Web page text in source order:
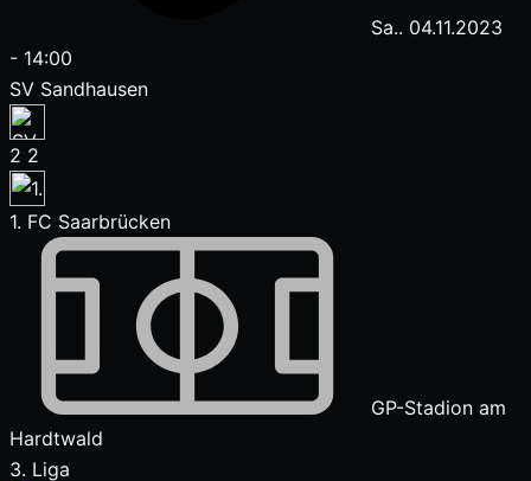
Sa.. 04.11.2023
- 14:00
SV Sandhausen
2 2
1. FC Saarbrücken
GP-Stadion am
Hardtwald
3. Liga